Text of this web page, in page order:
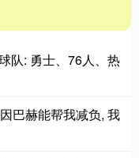
队: 勇士、76人、热
巴赫能帮我减负, 我